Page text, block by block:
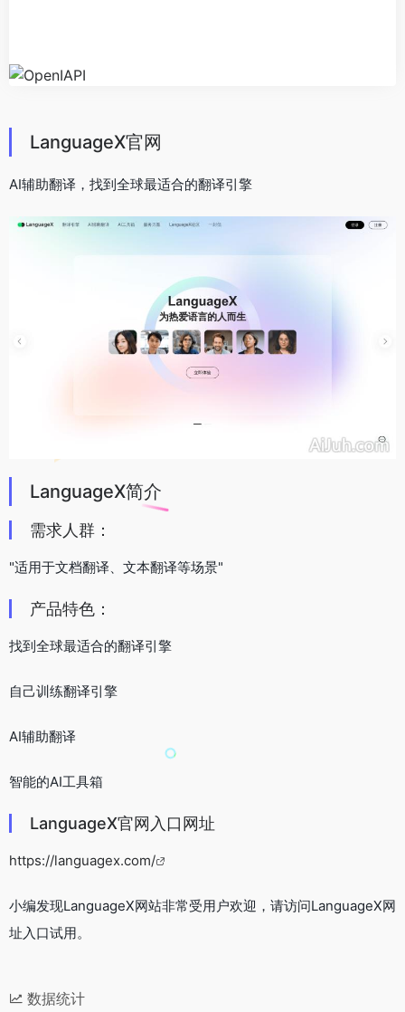
LanguageX官网
AI辅助翻译，找到全球最适合的翻译引擎
LanguageX简介
需求人群：
"适用于文档翻译、文本翻译等场景"
产品特色：
找到全球最适合的翻译引擎
自己训练翻译引擎
AI辅助翻译
智能的AI工具箱
LanguageX官网入口网址
https://languagex.com/
小编发现LanguageX网站非常受用户欢迎，请访问LanguageX网
址入口试用。
数据统计